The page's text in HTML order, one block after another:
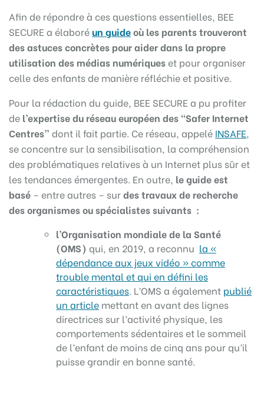
Afin de répondre à ces questions essentielles, BEE
SECURE a élaboréun guideoù les parents trouveront
des astuces concrètes pour ai­der dans la propre
utilisation des médias numériques et pour organiser
celle des enfants de manière réfléchie et positive.
Pour la rédaction du guide, BEE SECURE a pu profiter
de l’expertise du réseau européen des “Safer Internet
Centres” dont il fait partie. Ce réseau, appelé INSAFE,
se concentre sur la sensibilisation, la compréhension
des problématiques relatives à un Internet plus sûr et
les tendances émergentes. En outre, le guide est
basé – entre autres – surdes travaux de recherche
des organismes ou spécialistes suivants :
l’Organisation mondiale de la Santé
(OMS) qui, en 2019, a reconnu la «
dépendance aux jeux vidéo » comme
trouble mental et qui en défini les
caractéristiques. L’OMS a également publié
un article mettant en avant des lignes
directrices sur l’activité physique, les
comportements sédentaires et le sommeil
de l’enfant de moins de cinq ans pour qu’il
puisse grandir en bonne santé.